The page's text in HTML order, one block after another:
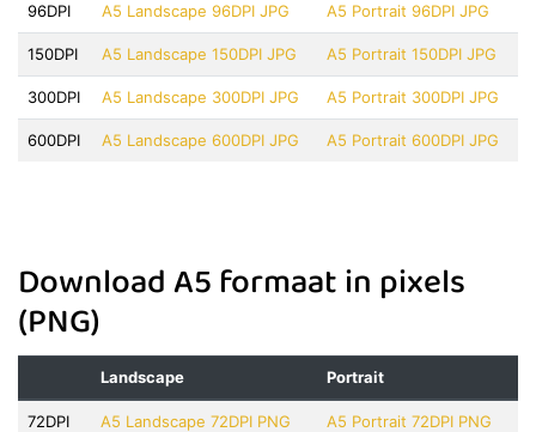
96DPI A5 Landscape 96DPI JPG A5 Portrait 96DPI JPG
150DPI A5 Landscape 150DPI JPG A5 Portrait 150DPI JPG
300DPI A5 Landscape 300DPI JPG A5 Portrait 300DPI JPG
600DPI A5 Landscape 600DPI JPG A5 Portrait 600DPI JPG
Download A5 formaat in pixels
(PNG)
Landscape Portrait
72DPI A5 Landscape 72DPI PNG A5 Portrait 72DPI PNG